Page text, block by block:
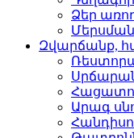
Ձեր
Զվարճանք,
Արագ